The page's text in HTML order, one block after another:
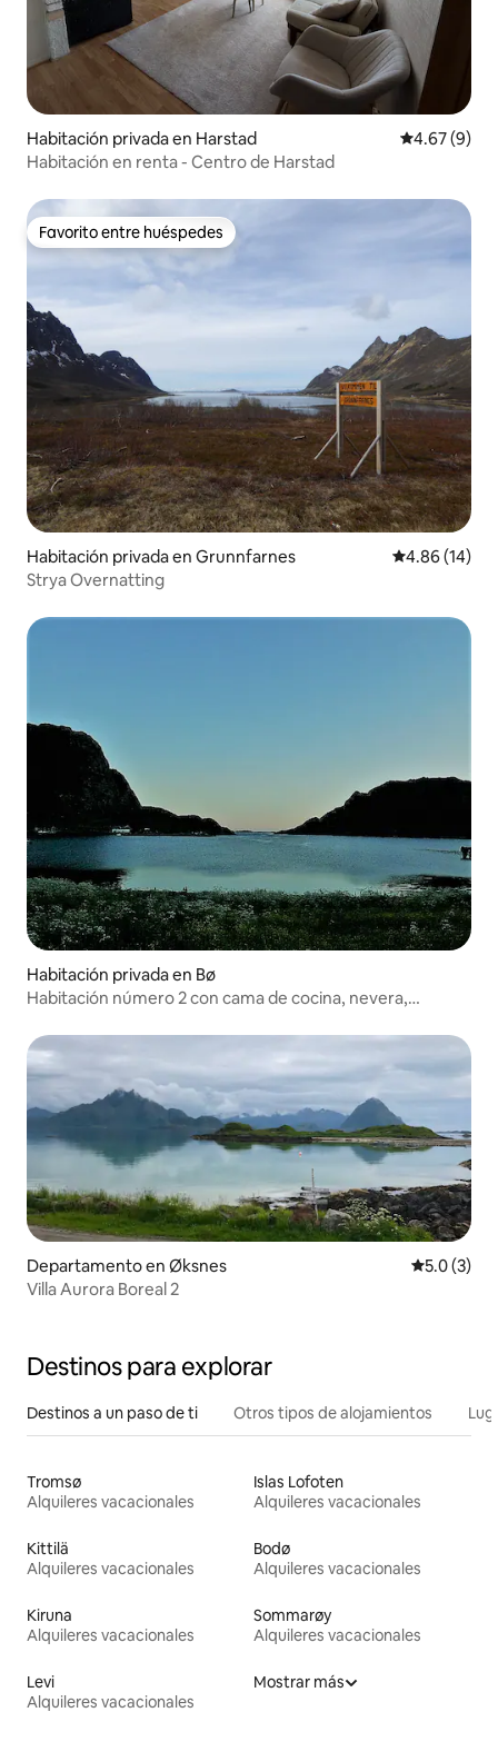
Habitación privada en Harstad Calificación
4.67 (9)
Habitación en renta - Centro de Harstad
Favorito entre huéspedes
Favorito entre huéspedes
Habitación privada en Grunnfarnes Calificación
4.86 (14)
Strya Overnatting
Habitación privada en Bø
Habitación número 2 con cama de cocina, nevera,
Departamento en Øksnes
5.0 (3)
Villa Aurora Boreal 2
Destinos para explorar
Destinos a un paso de ti Otros tipos de alojamientos
Tromsø
Alquileres vacacionales
Islas Lofoten
Alquileres vacacionales
Kittilä
Alquileres vacacionales
Bodø
Alquileres vacacionales
Kiruna
Alquileres vacacionales
Sommarøy
Alquileres vacacionales
Levi
Alquileres vacacionales
Mostrar más